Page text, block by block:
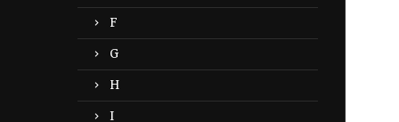
F
G
H
I